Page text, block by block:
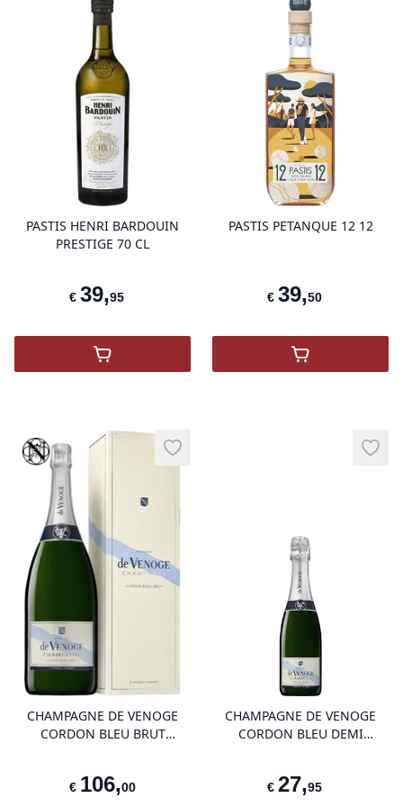
PASTIS HENRI BARDOUIN
PRESTIGE 70 CL
€ 39,95
product variant items in cart, view
,Pastis Henri Bardouin
PASTIS PETANQUE 12 12
€ 39,50
,PASTIS
Vinothèque
CHAMPAGNE DE VENOGE
CORDON BLEU BRUT
€ 106,00
Add to wishlist
product variant items in cart, view
CHAMPAGNE DE VENOGE
CORDON BLEU DEMI
€ 27,95
Add